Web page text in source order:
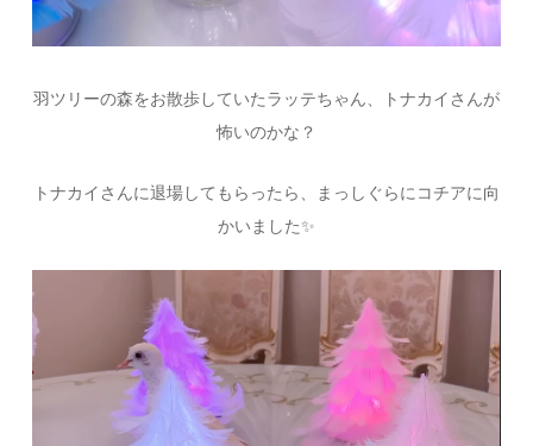
羽ツリーの森をお散歩していたラッテちゃん、トナカイさんが
怖いのかな？
トナカイさんに退場してもらったら、まっしぐらにコチアに向
かいました✨
画
プ
レ
ー
ヤ
ー